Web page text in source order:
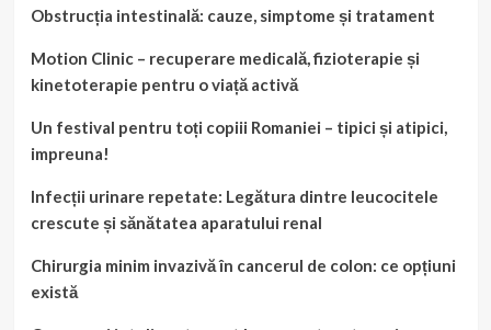
Obstrucția intestinală: cauze, simptome și tratament
Motion Clinic – recuperare medicală, fizioterapie și
kinetoterapie pentru o viață activă
Un festival pentru toți copiii Romaniei – tipici și atipici,
impreuna!
Infecții urinare repetate: Legătura dintre leucocitele
crescute și sănătatea aparatului renal
Chirurgia minim invazivă în cancerul de colon: ce opțiuni
există